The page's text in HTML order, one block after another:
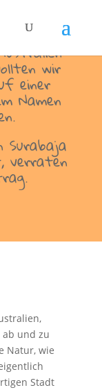
wir
einer
Namen
Surabaja
verraten
ab und zu
Natur, wie
Stadt